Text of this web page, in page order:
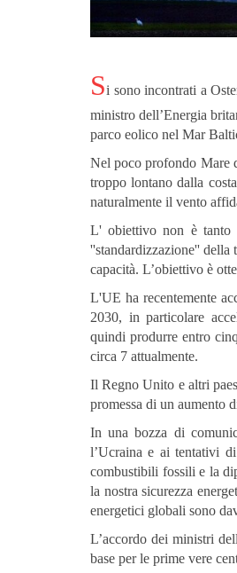
Si sono incontrati a
ministro dell’Energia
parco eolico nel Mar
Nel poco profondo Mare
troppo lontano dalla
naturalmente il vento
L' obiettivo non è tanto
''standardizzazione''
capacità. L’obiettivo è
L'UE ha recentemente
2030, in particolare
quindi produrre entro
circa 7 attualmente.
Il Regno Unito e altri
promessa di un aumento
In una bozza di
l’Ucraina e ai tentativi
combustibili fossili e la
la nostra sicurezza
energetici globali sono
L’accordo dei ministri
base per le prime vere